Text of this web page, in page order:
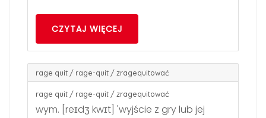
CZYTAJ WIĘCEJ
rage quit / rage-quit / zragequitować
rage quit / rage-quit / zragequitować
wym. [reɪdʒ kwɪt] 'wyjście z gry lub jej